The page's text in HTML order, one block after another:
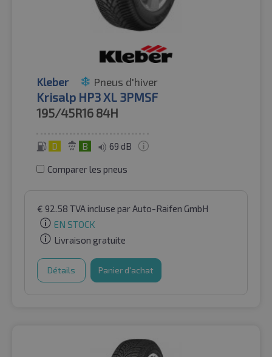
Kleber Pneus d'hiver
Krisalp HP3 XL 3PMSF
195/45R16 84H
D B 69 dB
Comparer les pneus
€ 92.58 TVA incluse par Auto-Raifen GmbH
EN STOCK
Livraison gratuite
Détails Panier d'achat